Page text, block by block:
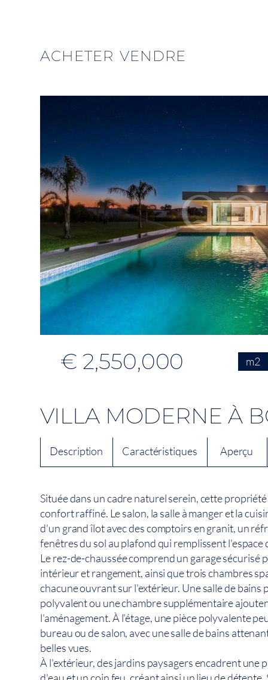
ACHETER VENDRE
€ 2,550,000 m2
VILLA MODERNE À
Description Caractéristiques Aperçu
Située dans un cadre naturel serein, cette
confort raffiné. Le salon, la salle à manger et la
d'un grand îlot avec des comptoirs en granit, un
fenêtres du sol au plafond qui remplissent
Le rez-de-chaussée comprend un garage sécurisé
intérieur et rangement, ainsi que trois chambres
chacune ouvrant sur l'extérieur. Une salle de bains
polyvalent ou une chambre supplémentaire
l'aménagement. À l'étage, une pièce polyvalente
bureau ou de salon, avec une salle de bains
belles vues.
À l'extérieur, des jardins paysagers encadrent une